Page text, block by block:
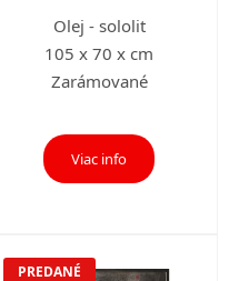
Olej - sololit
105 x 70 x cm
Zarámované
Viac info
PREDANÉ